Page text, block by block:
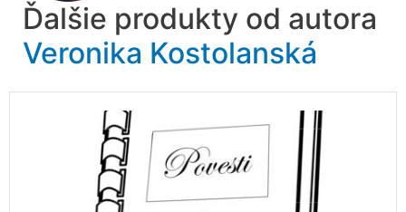
Ďalšie produkty od autora
Veronika Kostolanská